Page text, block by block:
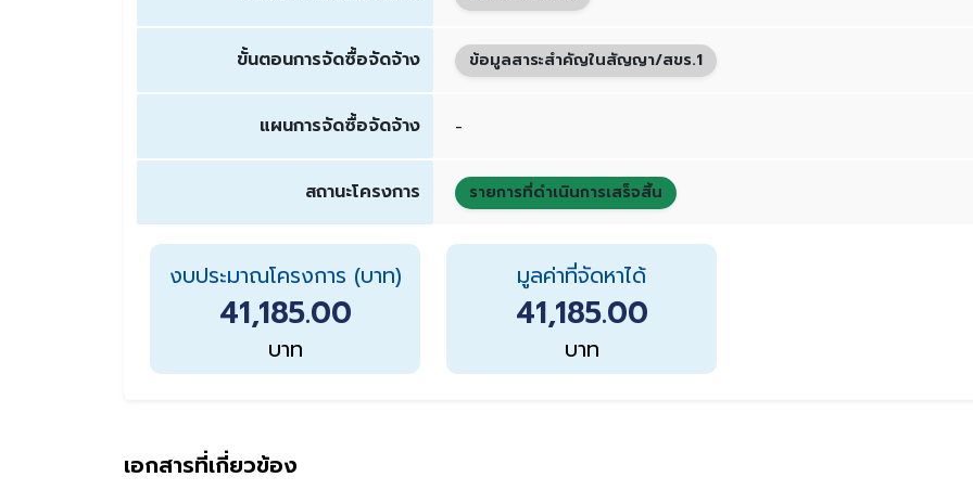
ขั้นตอนการจัดซื้อจัดจ้าง ข้อมูลสาระสำคัญในสัญญา/สขร.1
แผนการจัดซื้อจัดจ้าง -
สถานะโครงการ รายการที่ดำเนินการเสร็จสิ้น
งบประมาณโครงการ (บาท)
41,185.00
บาท
มูลค่าที่จัดหาได้
41,185.00
บาท
เอกสารที่เกี่ยวข้อง